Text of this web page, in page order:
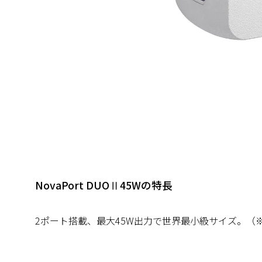
NovaPort DUOⅡ45Wの特長
2ポート搭載、最大45W出力で世界最小級サイズ。